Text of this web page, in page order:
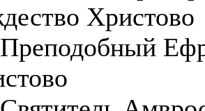
Христово